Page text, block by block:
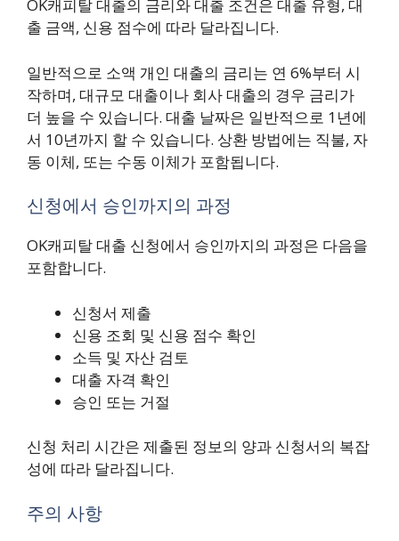
OK캐피탈 대출의 금리와 대출 조건은 대출 유형, 대
출 금액, 신용 점수에 따라 달라집니다.
일반적으로 소액 개인 대출의 금리는 연 6%부터 시
작하며, 대규모 대출이나 회사 대출의 경우 금리가
더 높을 수 있습니다. 대출 날짜은 일반적으로 1년에
서 10년까지 할 수 있습니다. 상환 방법에는 직불, 자
동 이체, 또는 수동 이체가 포함됩니다.
신청에서 승인까지의 과정
OK캐피탈 대출 신청에서 승인까지의 과정은 다음을
포함합니다.
신청서 제출
신용 조회 및 신용 점수 확인
소득 및 자산 검토
대출 자격 확인
승인 또는 거절
신청 처리 시간은 제출된 정보의 양과 신청서의 복잡
성에 따라 달라집니다.
주의 사항